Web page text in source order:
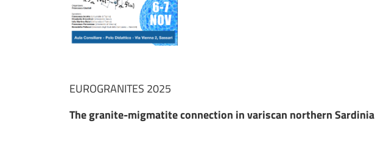
EUROGRANITES 2025
The granite-migmatite connection in variscan northern Sardinia